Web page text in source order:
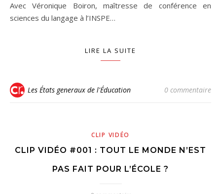
Avec Véronique Boiron, maîtresse de conférence en
sciences du langage à l’INSPE…
LIRE LA SUITE
Les États generaux de l'Éducation 0 commentaire
CLIP VIDÉO
CLIP VIDÉO #001 : TOUT LE MONDE N’EST
PAS FAIT POUR L’ÉCOLE ?